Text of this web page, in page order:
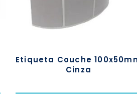
Etiqueta Couche
Cinza